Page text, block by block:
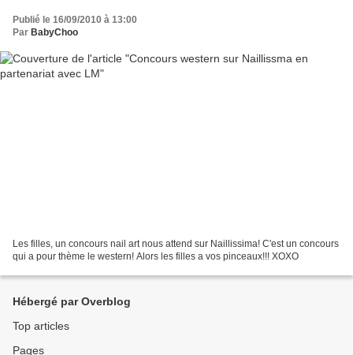
Publié le 16/09/2010 à 13:00
Par BabyChoo
Les filles, un concours nail art nous attend sur Naillissima! C'est un concours
qui a pour thème le western! Alors les filles a vos pinceaux!!! XOXO
Hébergé par Overblog
Top articles
Pages